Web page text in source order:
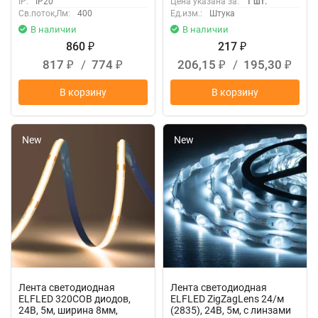
Св.поток,Лм:
400
В наличии
860 ₽
817 ₽ / 774 ₽
В корзину
Ед.изм.:
Штука
В наличии
217 ₽
206,15 ₽ / 195,30 ₽
В корзину
New
Лента светодиодная
ELFLED 320COB диодов,
24В, 5м, ширина 8мм,
New
Лента светодиодная
ELFLED ZigZagLens 24/м
(2835), 24В, 5м, с линзами